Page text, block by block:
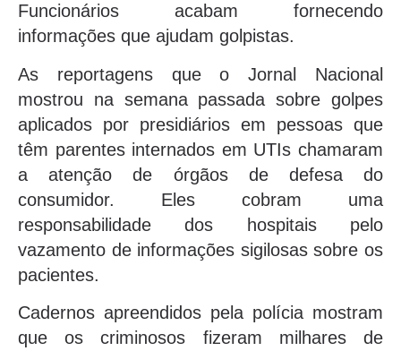
Funcionários acabam fornecendo
informações que ajudam golpistas.
As reportagens que o Jornal Nacional
mostrou na semana passada sobre golpes
aplicados por presidiários em pessoas que
têm parentes internados em UTIs chamaram
a atenção de órgãos de defesa do
consumidor. Eles cobram uma
responsabilidade dos hospitais pelo
vazamento de informações sigilosas sobre os
pacientes.
Cadernos apreendidos pela polícia mostram
que os criminosos fizeram milhares de